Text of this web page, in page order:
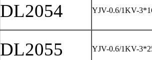
DL2054 YJV-0.6/1KV-
DL2055 YJV-0.6/1KV-